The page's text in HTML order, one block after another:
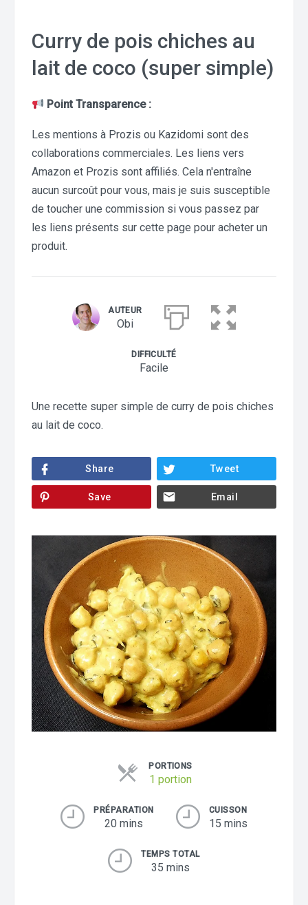
Curry de pois chiches au
lait de coco (super simple)
Point Transparence :
Les mentions à Prozis ou Kazidomi sont des
collaborations commerciales. Les liens vers
Amazon et Prozis sont affiliés. Cela n'entraîne
aucun surcoût pour vous, mais je suis susceptible
de toucher une commission si vous passez par
les liens présents sur cette page pour acheter un
produit.
AUTEUR
Obi
DIFFICULTÉ
Facile
Une recette super simple de curry de pois chiches
au lait de coco.
Share Tweet
Save Email
PORTIONS
1 portion
PRÉPARATION
20 mins
CUISSON
15 mins
TEMPS TOTAL
35 mins